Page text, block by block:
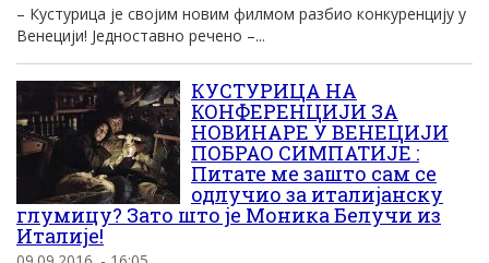
– Кустурица је својим новим филмом разбио конкуренцију у
Венецији! Једноставно речено –...
КУСТУРИЦА НА
КОНФЕРЕНЦИЈИ ЗА
НОВИНАРЕ У ВЕНЕЦИЈИ
ПОБРАО СИМПАТИЈЕ :
Питате ме зашто сам се
одлучио за италијанску
глумицу? Зато што је Моника Белучи из
Италије!